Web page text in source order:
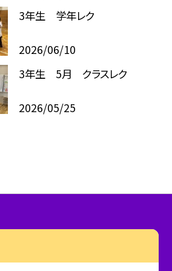
3年生 学年レク
2026/06/10
3年生 5月 クラスレク
2026/05/25